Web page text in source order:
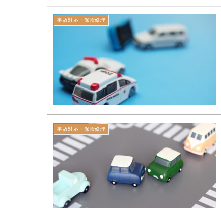
事故対応・保険修理
事故対応・保険修理